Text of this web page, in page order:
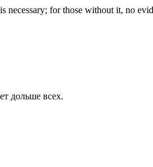
necessary; for those without it, no
дольше всех.